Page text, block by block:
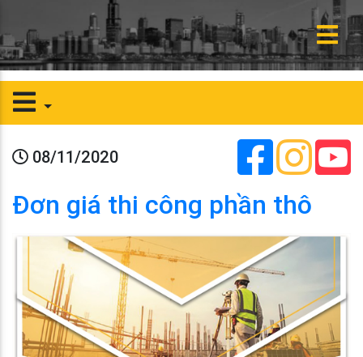
08/11/2020
Đơn giá thi công phần thô